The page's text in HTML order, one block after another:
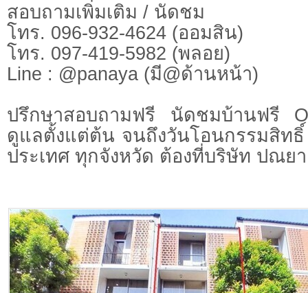
สอบถามเพิ่มเติม / นัดชม
โทร. 096-932-4624 (ออมสิน)
โทร. 097-419-5982 (พลอย)
Line : @panaya (มี@ด้านหน้า)
ปรึกษาสอบถามฟรี นัดชมบ้านฟรี
ดูแลตั้งแต่ต้น จนถึงวันโอนกรรมสิท
ประเทศ ทุกจังหวัด ต้องที่บริษัท ปณย